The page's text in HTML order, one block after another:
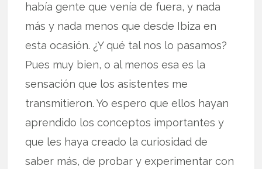
había gente que venía de fuera, y nada
más y nada menos que desde Ibiza en
esta ocasión. ¿Y qué tal nos lo pasamos?
Pues muy bien, o al menos esa es la
sensación que los asistentes me
transmitieron. Yo espero que ellos hayan
aprendido los conceptos importantes y
que les haya creado la curiosidad de
saber más, de probar y experimentar con